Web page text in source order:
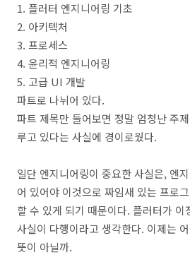
1. 플러터 엔지니어링 기초
2. 아키텍처
3. 프로세스
4. 윤리적 엔지니어링
5. 고급 UI 개발
파트로 나뉘어 있다.
파트 제목만 들어보면 정말 엄청난 주
루고 있다는 사실에 경이로웠다.
일단 엔지니어링이 중요한 사실은, 엔
어 있어야 이것으로 짜임새 있는 프로
할 수 있게 되기 때문이다. 플러터가 이
사실이 다행이라고 생각한다. 이제는
뜻이 아닐까.